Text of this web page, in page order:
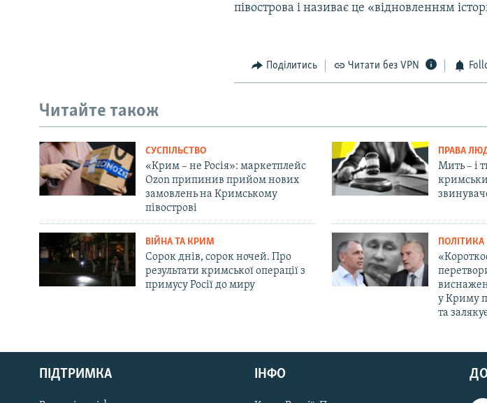
Русский
Qırımtatar
півострова і називає це «відновленням
Поділитись Читати без VPN
Читайте також
СУСПІЛЬСТВО
«Крим – не Росія»: маркетплейс
Ozon припинив прийом нових
замовлень на Кримському
півострові
ПРАВА
Мить – і
ВІЙНА ТА КРИМ
Сорок днів, сорок ночей. Про
результати кримської операції з
примусу Росії до миру
ПОЛІТИКА
у Криму
та
ПІДТРИМКА ІНФО